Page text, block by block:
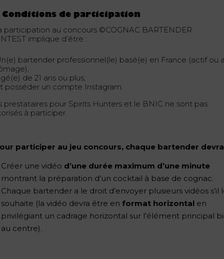
Conditions de participation
participation au concours ©COGNAC BARTENDER
implique d’être :
bartender professionnel(le) basé(e) en France (actif ou
de 21 ans ou plus,
posséder un compte Instagram.
prestataires pour Spirits Hunters et le BNIC ne sont pas
à participer.
participer au jeu concours, chaque bartender
Créer une vidéo d’une durée maximum d’une minute
montrant la préparation d’un cocktail à base de cognac.
Chaque bartender a le droit d’envoyer plusieurs vidéos s’il
souhaite (la vidéo devra être en format horizontal en
privilégiant un cadrage horizontal sur l’élément principal
au centre).